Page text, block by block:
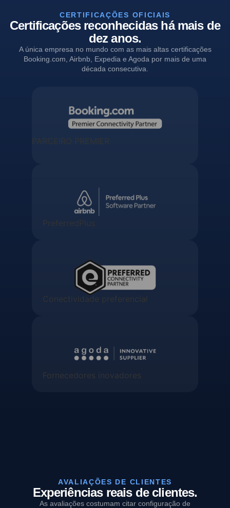
CERTIFICAÇÕES OFICIAIS
Certificações reconhecidas há mais de
dez anos.
A única empresa no mundo com as mais altas certificações
Booking.com, Airbnb, Expedia e Agoda por mais de uma
década consecutiva.
PARCEIRO PREMIER
PreferredPlus
Conectividade preferencial
Fornecedores inovadores
AVALIAÇÕES DE CLIENTES
Experiências reais de clientes.
As avaliações costumam citar configuração de